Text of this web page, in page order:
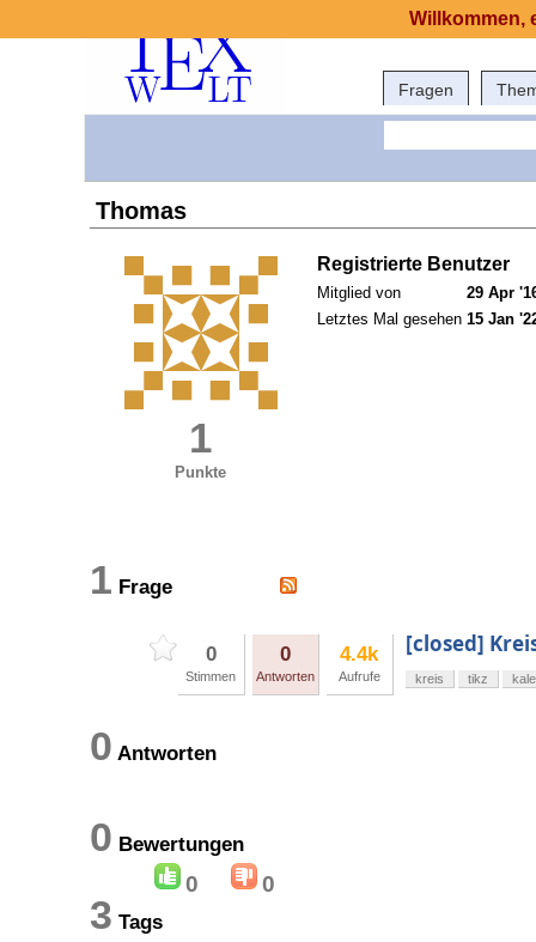
Fragen
Thomas
1
Punkte
Registrierte Benutzer
Mitglied von
29 Apr
Letztes Mal gesehen 15 Jan
1 Frage
0
Stimmen
0
Antworten
4.4k
Aufrufe
[closed]
kreis tikz
0 Antworten
0 Bewertungen
0 0
3 Tags
Willkommen,